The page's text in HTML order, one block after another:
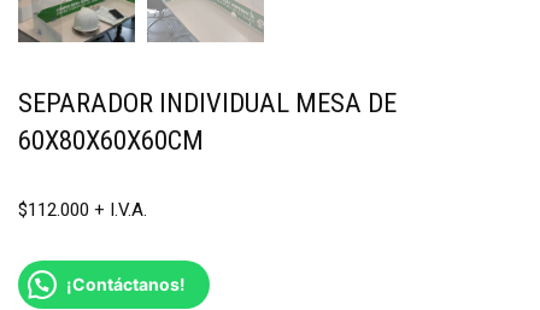
SEPARADOR INDIVIDUAL MESA DE
60X80X60X60CM
$112.000
¡Contáctanos!